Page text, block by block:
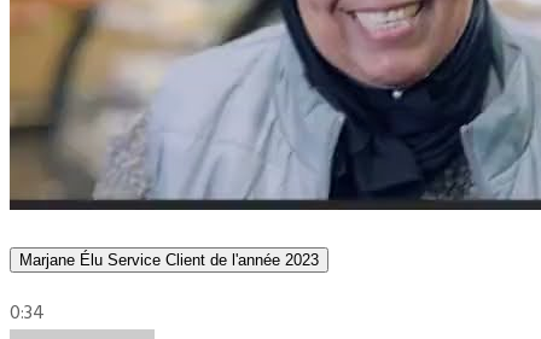
Marjane Élu Service Client de l'année 2023
0:34